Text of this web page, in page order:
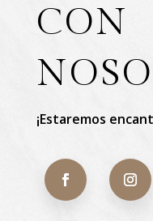
CON
¡Estaremos